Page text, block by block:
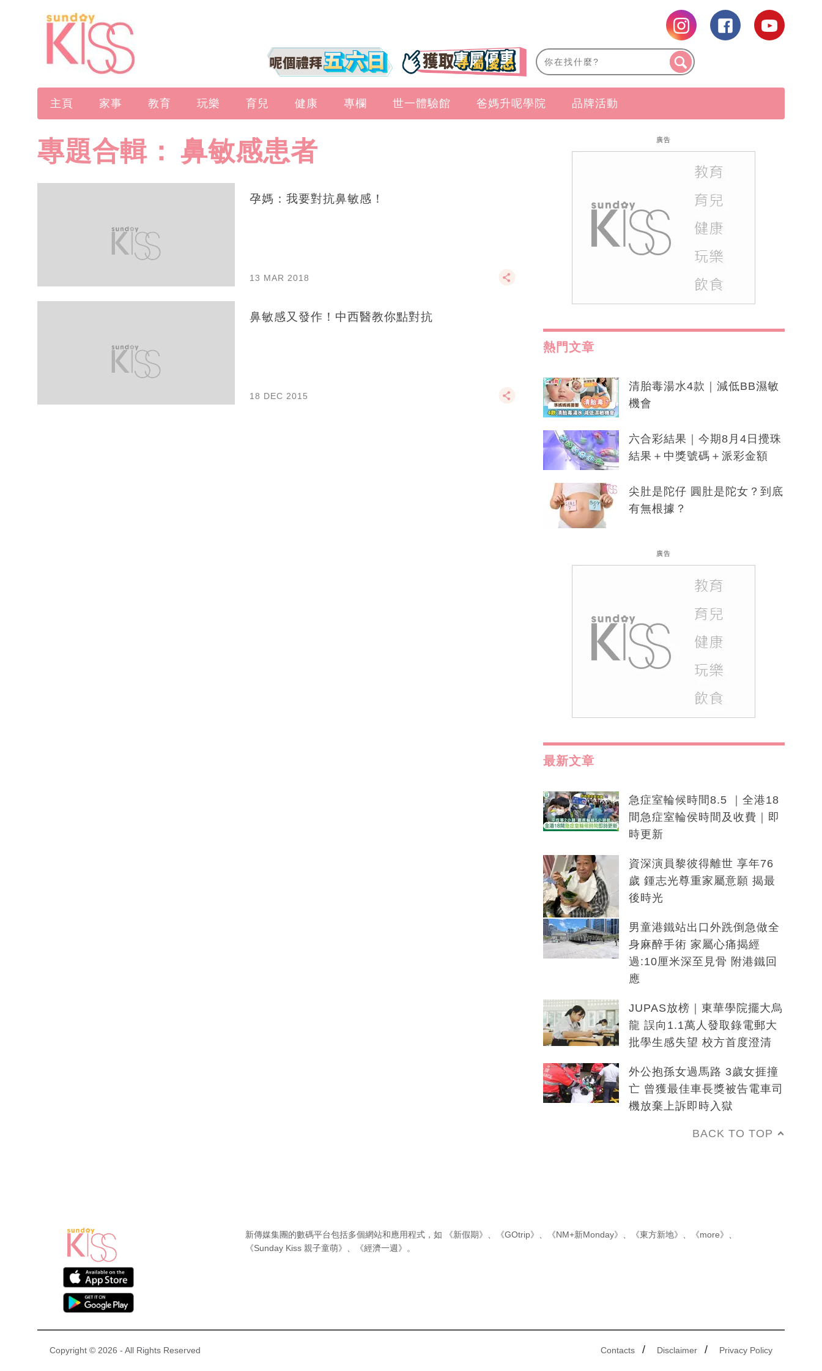
主頁 家事 教育 玩樂 育兒 健康 專欄 世一體驗館 爸媽升呢學院 品牌活動
專題合輯： 鼻敏感患者
孕媽：我要對抗鼻敏感！
13 MAR 2018
鼻敏感又發作！中西醫教你點對抗
18 DEC 2015
廣告
熱門文章
清胎毒湯水4款｜減低BB濕敏
機會
六合彩結果｜今期8月4日攪珠
結果＋中獎號碼＋派彩金額
尖肚是陀仔 圓肚是陀女？到底
有無根據？
廣告
最新文章
急症室輪候時間8.5 ｜全港18
間急症室輪侯時間及收費｜即
時更新
資深演員黎彼得離世 享年76
歲 鍾志光尊重家屬意願 揭最
後時光
男童港鐵站出口外跣倒急做全
身麻醉手術 家屬心痛揭經
過:10厘米深至見骨 附港鐵回
應
JUPAS放榜｜東華學院擺大烏
龍 誤向1.1萬人發取錄電郵大
批學生感失望 校方首度澄清
外公抱孫女過馬路 3歲女捱撞
亡 曾獲最佳車長獎被告電車司
機放棄上訴即時入獄
BACK TO TOP
新傳媒集團的數碼平台包括多個網站和應用程式，如 《新假期》 《GOtrip》 《NM+新Monday》 《東方新地》 《more》
《Sunday Kiss 親子童萌》
《經濟一週》 。
Contacts / Disclaimer / Privacy Policy
Copyright © 2026 - All Rights Reserved